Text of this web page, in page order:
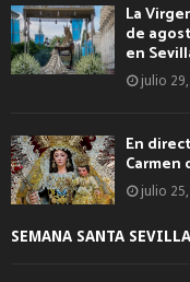
La
de
en
julio
En
Carmen
julio
SEMANA SANTA SEVILLA